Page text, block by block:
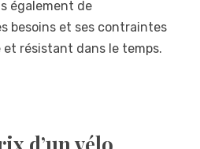
également de
besoins et ses contraintes
résistant dans le temps.